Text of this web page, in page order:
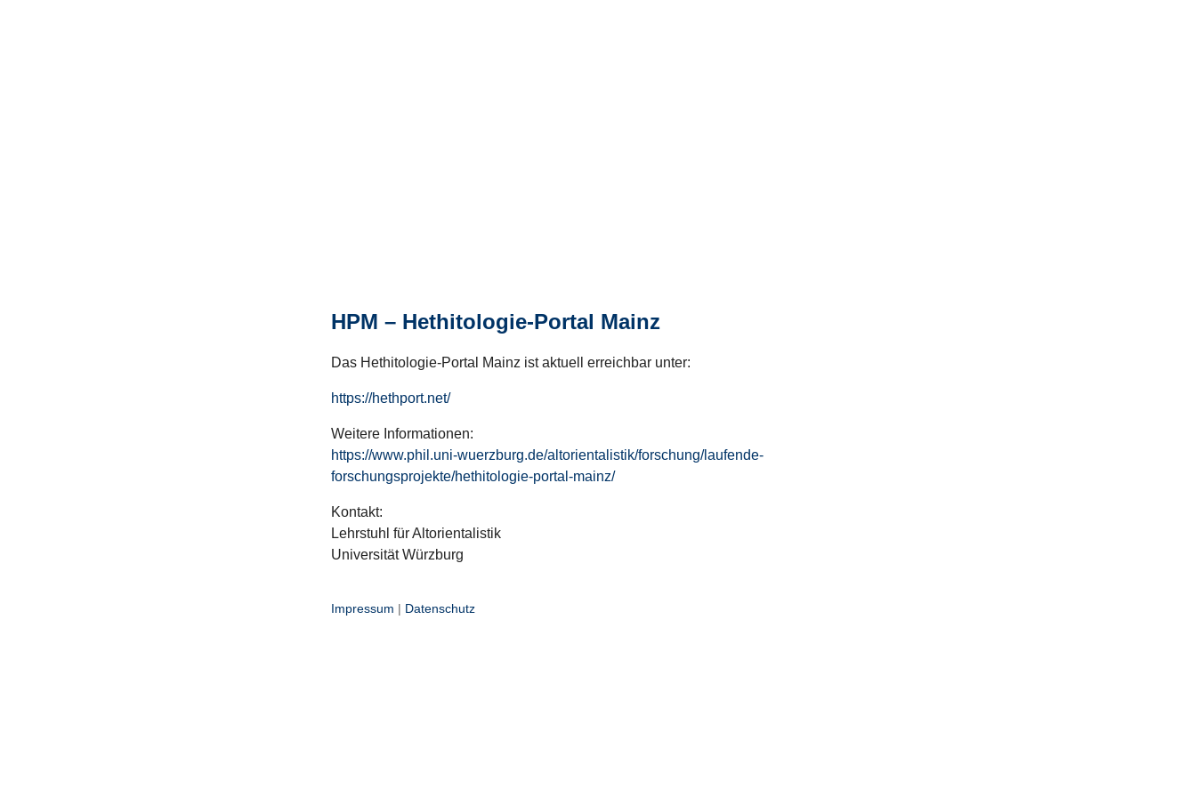
HPM – Hethitologie-Portal Mainz
Das Hethitologie-Portal Mainz ist aktuell erreichbar unter:
https://hethport.net/
Weitere Informationen:
https://www.phil.uni-wuerzburg.de/altorientalistik/forschung/laufende-
forschungsprojekte/hethitologie-portal-mainz/
Kontakt:
Lehrstuhl für Altorientalistik
Universität Würzburg
Impressum | Datenschutz